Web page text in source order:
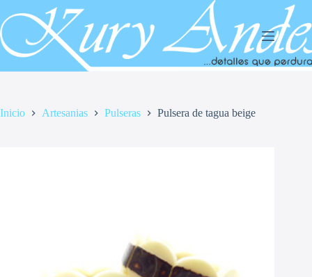
al
contenido
Inicio Artesanias Pulseras Pulsera de tagua beige